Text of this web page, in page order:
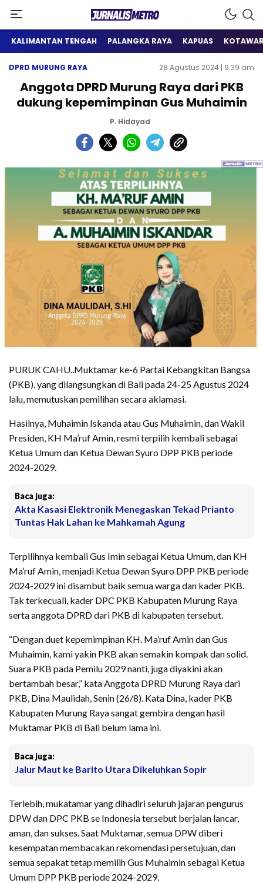
Jurnalis Metro
Satu Wadah Informasi
KALIMANTAN TENGAH PALANGKA RAYA KAPUAS
DPRD MURUNG RAYA 28 Agustus 2024 | 9:39 am
Anggota DPRD Murung Raya dari PKB
dukung kepemimpinan Gus Muhaimin
P. Hidayad
PURUK CAHU..Muktamar ke-6 Partai Kebangkitan Bangsa
(PKB), yang dilangsungkan di Bali pada 24-25 Agustus 2024
lalu, memutuskan pemilihan secara aklamasi.
Hasilnya, Muhaimin Iskanda atau Gus Muhaimin, dan Wakil
Presiden, KH Ma’ruf Amin, resmi terpilih kembali sebagai
Ketua Umum dan Ketua Dewan Syuro DPP PKB periode
2024-2029.
Baca juga:
Akta Kasasi Elektronik Menegaskan Tekad Prianto
Tuntas Hak Lahan ke Mahkamah Agung
Terpilihnya kembali Gus Imin sebagai Ketua Umum, dan KH
Ma’ruf Amin, menjadi Ketua Dewan Syuro DPP PKB periode
2024-2029 ini disambut baik semua warga dan kader PKB.
Tak terkecuali, kader DPC PKB Kabupaten Murung Raya
serta anggota DPRD dari PKB di kabupaten tersebut.
“Dengan duet kepemimpinan KH. Ma’ruf Amin dan Gus
Muhaimin, kami yakin PKB akan semakin kompak dan solid.
Suara PKB pada Pemilu 2029 nanti, juga diyakini akan
bertambah besar,” kata Anggota DPRD Murung Raya dari
PKB, Dina Maulidah, Senin (26/8). Kata Dina, kader PKB
Kabupaten Murung Raya sangat gembira dengan hasil
Muktamar PKB di Bali belum lama ini.
Baca juga:
Jalur Maut ke Barito Utara Dikeluhkan Sopir
Terlebih, mukatamar yang dihadiri seluruh jajaran pengurus
DPW dan DPC PKB se Indonesia tersebut berjalan lancar,
aman, dan sukses. Saat Muktamar, semua DPW diberi
kesempatan membacakan rekomendasi persetujuan, dan
semua sepakat tetap memilih Gus Muhaimin sebagai Ketua
Umum DPP PKB periode 2024-2029.